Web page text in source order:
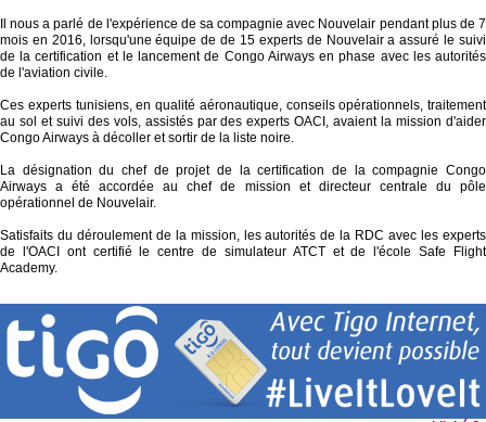
Il nous a parlé de l'expérience de sa compagnie avec Nouvelair pendant plus de 7
mois en 2016, lorsqu'une équipe de de 15 experts de Nouvelair a assuré le suivi
de la certification et le lancement de Congo Airways en phase avec les autorités
de l'aviation civile.
Ces experts tunisiens, en qualité aéronautique, conseils opérationnels, traitement
au sol et suivi des vols, assistés par des experts OACI, avaient la mission d'aider
Congo Airways à décoller et sortir de la liste noire.
La désignation du chef de projet de la certification de la compagnie Congo
Airways a été accordée au chef de mission et directeur centrale du pôle
opérationnel de Nouvelair.
Satisfaits du déroulement de la mission, les autorités de la RDC avec les experts
de l'OACI ont certifié le centre de simulateur ATCT et de l'école Safe Flight
Academy.